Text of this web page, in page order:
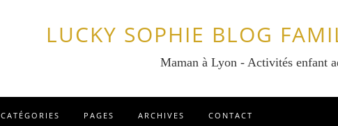
LUCKY SOPHIE BLOG
Maman à Lyon - Activités enfant
CATÉGORIES PAGES ARCHIVES CONTACT